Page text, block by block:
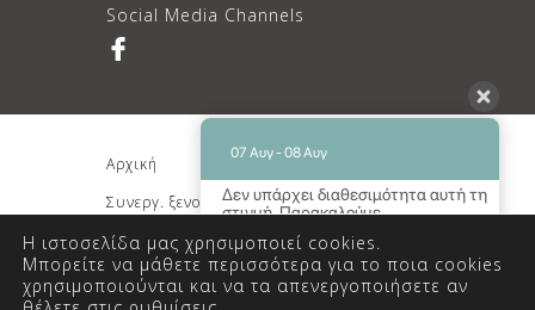
Social Media Channels
Αρχική
Διαμονή
Συνεργ. ξενοδοχείο
Κρατήσεις
Επικοινωνία
© Copyright 2018 Mariakis Luxury
Η ιστοσελίδα μας χρησιμοποιεί cookies.
Μπορείτε να μάθετε περισσότερα για το ποια cookies
χρησιμοποιούνται και να τα απενεργοποιήσετε αν
07 Αυγ - 08 Αυγ
Δεν υπάρχει διαθεσιμότητα αυτή τη
στιγμή. Παρακαλούμε
περισσότερες πληροφορίες.
9.3 / 10 (110 Κριτικές)